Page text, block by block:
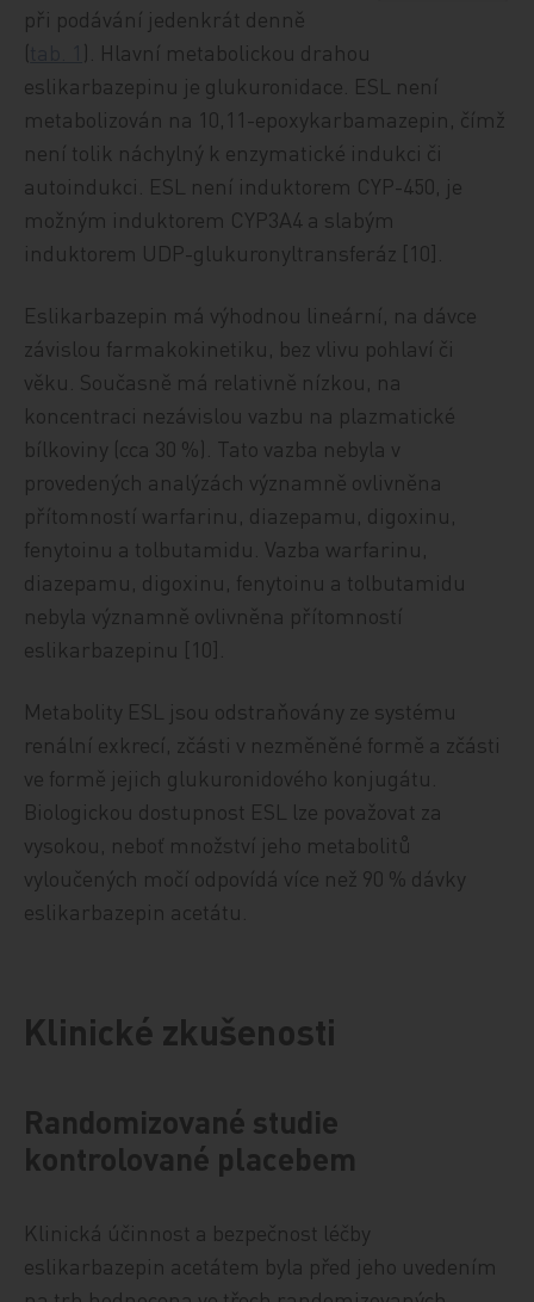
při podávání jedenkrát denně
(
). Hlavní metabolickou drahou
eslikarbazepinu je glukuronidace. ESL není
metabolizován na 10,11-epoxykarbamazepin, čímž
není tolik náchylný k enzymatické indukci či
autoindukci. ESL není induktorem CYP-450, je
možným induktorem CYP3A4 a slabým
induktorem UDP-glukuronyltransferáz [10].
Eslikarbazepin má výhodnou lineární, na dávce
závislou farmakokinetiku, bez vlivu pohlaví či
věku. Současně má relativně nízkou, na
koncentraci nezávislou vazbu na plazmatické
bílkoviny (cca 30 %). Tato vazba nebyla v
provedených analýzách významně ovlivněna
přítomností warfarinu, diazepamu, digoxinu,
fenytoinu a tolbutamidu. Vazba warfarinu,
diazepamu, digoxinu, fenytoinu a tolbutamidu
nebyla významně ovlivněna přítomností
eslikarbazepinu [10].
Metabolity ESL jsou odstraňovány ze systému
renální exkrecí, zčásti v nezměněné formě a zčásti
ve formě jejich glukuronidového konjugátu.
Biologickou dostupnost ESL lze považovat za
vysokou, neboť množství jeho metabolitů
vyloučených močí odpovídá více než 90 % dávky
eslikarbazepin acetátu.
Klinické zkušenosti
Randomizované studie
kontrolované placebem
Klinická účinnost a bezpečnost léčby
eslikarbazepin acetátem byla před jeho uvedením